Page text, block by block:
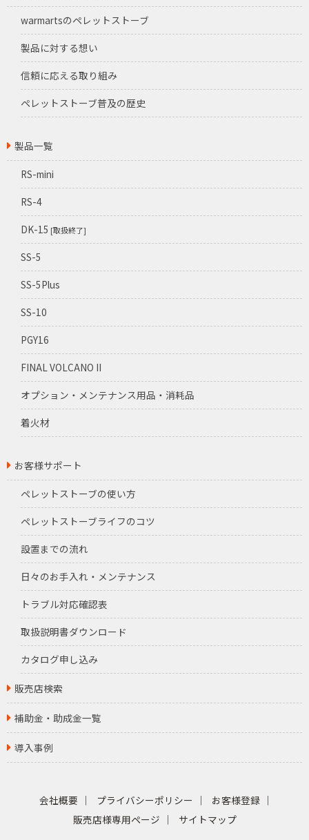
warmartsのペレットストーブ
製品に対する想い
信頼に応える取り組み
ペレットストーブ普及の歴史
製品一覧
RS-mini
RS-4
DK-15 [取扱終了]
SS-5
SS-5Plus
SS-10
PGY16
FINAL VOLCANO II
オプション・メンテナンス用品・消耗品
着火材
お客様サポート
ペレットストーブの使い方
ペレットストーブライフのコツ
設置までの流れ
日々のお手入れ・メンテナンス
トラブル対応確認表
取扱説明書ダウンロード
カタログ申し込み
販売店検索
補助金・助成金一覧
導入事例
会社概要 プライバシーポリシー
お客様登録
販売店様専用ページ
サイトマップ